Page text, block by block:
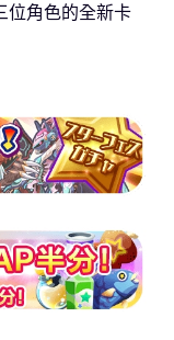
位角色的全新卡